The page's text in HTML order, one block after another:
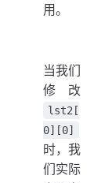
用。
当我们
修改
lst2[
0][0]
时，我
们实际